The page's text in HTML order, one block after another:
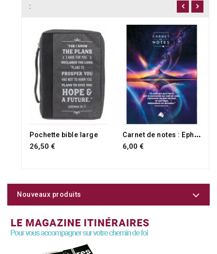
:
Pochette bible large
26,50 €
C
arnet de notes : Ephésiens 3.20
6,00 €
Nouveaux produits